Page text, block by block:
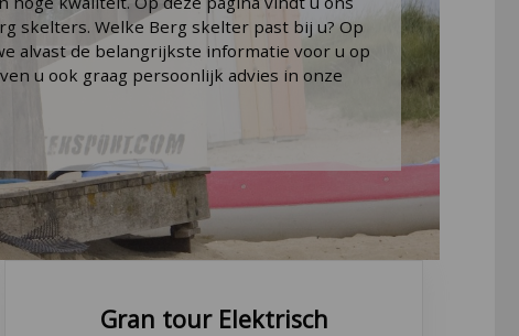
skelters. Welke Berg skelter past bij u? Op
alvast de belangrijkste informatie voor u op
u ook graag persoonlijk advies in onze
Gran tour Elektrisch